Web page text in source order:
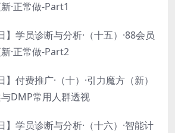
·正常做-Part1
】学员诊断与分析·（十五）·88会员
·正常做-Part2
】付费推广·（十）·引力魔方（新）
DMP常用人群透视
】学员诊断与分析·（十六）·智能计